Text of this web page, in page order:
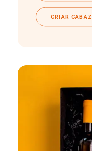
CRIAR CABAZ